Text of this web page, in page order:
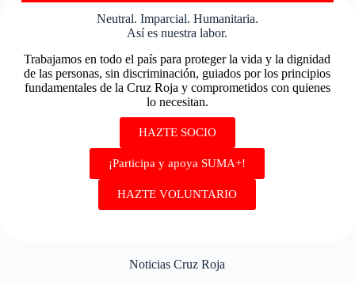
Neutral. Imparcial. Humanitaria.
Así es nuestra labor.
Trabajamos en todo el país para proteger la vida y la dignidad
de las personas, sin discriminación, guiados por los principios
fundamentales de la Cruz Roja y comprometidos con quienes
lo necesitan.
HAZTE SOCIO
¡Participa y apoya SUMA+!
HAZTE VOLUNTARIO
Noticias Cruz Roja